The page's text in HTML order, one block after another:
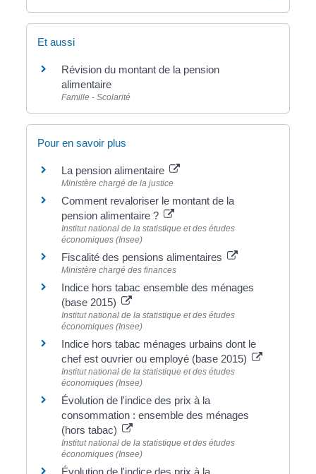
Et aussi
Révision du montant de la pension
alimentaire
Famille - Scolarité
Pour en savoir plus
La pension alimentaire
Ministère chargé de la justice
Comment revaloriser le montant de la
pension alimentaire ?
Institut national de la statistique et des études
économiques (Insee)
Fiscalité des pensions alimentaires
Ministère chargé des finances
Indice hors tabac ensemble des ménages
(base 2015)
Institut national de la statistique et des études
économiques (Insee)
Indice hors tabac ménages urbains dont le
chef est ouvrier ou employé (base 2015)
Institut national de la statistique et des études
économiques (Insee)
Évolution de l'indice des prix à la
consommation : ensemble des ménages
(hors tabac)
Institut national de la statistique et des études
économiques (Insee)